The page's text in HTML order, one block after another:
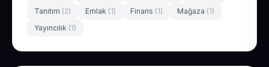
Tanıtım (2) Emlak (1) Finans (1) Mağaza (1)
Yayıncılık (1)